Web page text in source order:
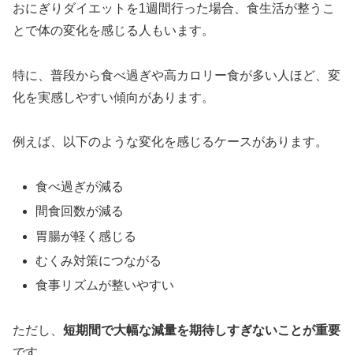
おにぎりダイエットを1週間行った場合、食生活が整うこ
とで体の変化を感じる人もいます。
特に、普段から食べ過ぎや高カロリー食が多い人ほど、変
化を実感しやすい傾向があります。
例えば、以下のような変化を感じるケースがあります。
食べ過ぎが減る
間食回数が減る
胃腸が軽く感じる
むくみ対策につながる
食事リズムが整いやすい
ただし、 短期間で大幅な減量を期待しすぎないことが重要
です。